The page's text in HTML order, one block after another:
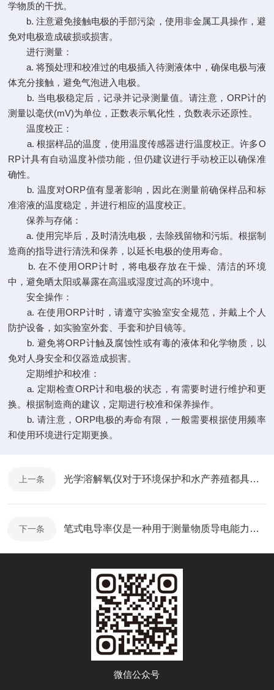
学物质的干扰。
b. 注意避免接触电极的手部污染，使用非金属工具操作，避
免对电极造成破损或损害。
进行测量：
a. 将预处理和校准过的电极插入待测液体中，确保电极与液
体充分接触，避免气泡进入电极。
b. 当电极稳定后，记录并记录测量值。请注意，ORP计的
测量以毫伏(mV)为单位，正数表示氧化性，负数表示还原性。
温度校正：
a. 根据样品的温度，使用温度传感器进行温度校正。许多O
RP计具有自动温度补偿功能，但仍建议进行手动校正以确保准
确性。
b. 温度对ORP值有显著影响，因此在测量前确保样品和标
准溶液的温度稳定，并进行相应的温度校正。
保养与存储：
a. 使用完毕后，及时清洗电极，去除残留物和污垢。根据制
造商的指导进行清洗和保养，以延长电极的使用寿命。
b. 在不使用ORP计时，将电极存放在干燥、清洁的环境
中，避免晒太阳或暴露在高温或湿度过高的环境中。
安全操作：
a. 在使用ORP计时，请遵守实验室安全规范，并戴上个人
防护设备，如实验室外套、手套和护目镜等。
b. 避免将ORP计触及腐蚀性或有毒的液体和化学物质，以
免对人身安全和仪器造成损害。
定期维护和校准：
a. 定期检查ORP计和电极的状态，有需要时进行维护和更
换。根据制造商的建议，定期进行校准和保养操作。
b. 请注意，ORP电极的寿命有限，一般需要根据使用频率
和使用环境进行定期更换。
上一条 光学溶解氧仪对于环境保护和水产养殖都具有重要意义
下一条 笔式电导率仪是一种用于测量物质导电能力的重要仪器
微信公众号